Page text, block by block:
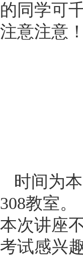
的同学可
注意注意！
时间为
308教室。
本次讲座
考试感兴